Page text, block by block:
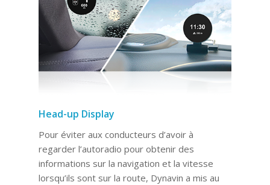
Head-up Display
Pour éviter aux conducteurs d’avoir à
regarder l’autoradio pour obtenir des
informations sur la navigation et la vitesse
lorsqu’ils sont sur la route, Dynavin a mis au